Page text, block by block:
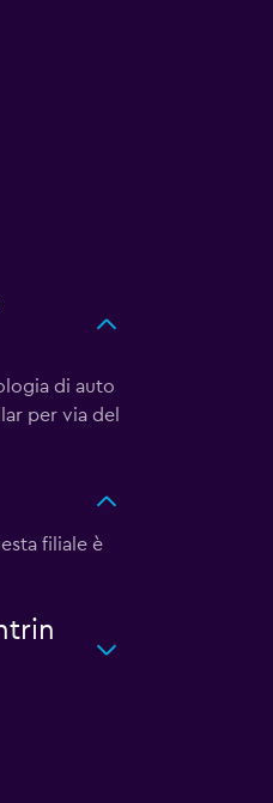
di auto
per via del
filiale è